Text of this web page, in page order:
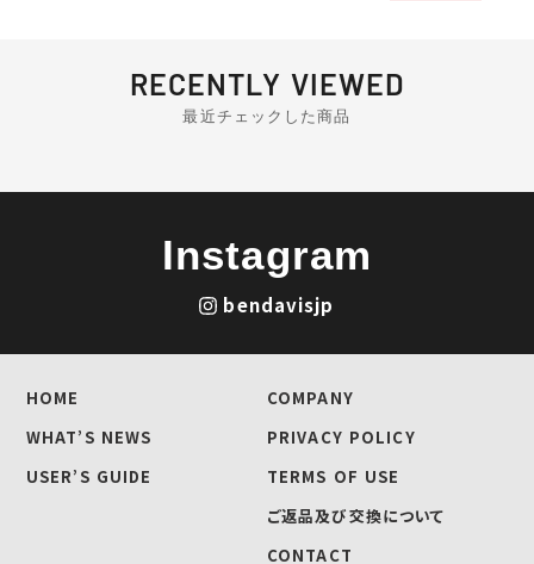
RECENTLY VIEWED
最近チェックした商品
Instagram
bendavisjp
HOME
WHAT’S NEWS
USER’S GUIDE
COMPANY
PRIVACY POLICY
TERMS OF USE
ご返品及び交換について
CONTACT